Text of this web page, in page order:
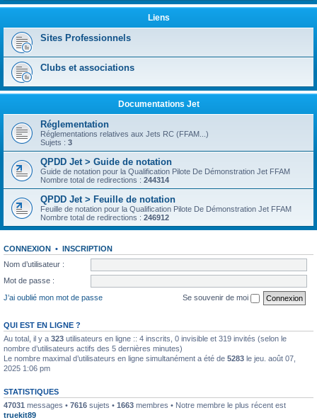
Liens
Sites Professionnels
Clubs et associations
Documentations Jet
Réglementation
Réglementations relatives aux Jets RC (FFAM...)
Sujets : 3
QPDD Jet > Guide de notation
Guide de notation pour la Qualification Pilote De Démonstration Jet FFAM
Nombre total de redirections : 244314
QPDD Jet > Feuille de notation
Feuille de notation pour la Qualification Pilote De Démonstration Jet FFAM
Nombre total de redirections : 246912
CONNEXION • INSCRIPTION
Nom d’utilisateur :
Mot de passe :
J’ai oublié mon mot de passe
Se souvenir de moi
QUI EST EN LIGNE ?
Au total, il y a 323 utilisateurs en ligne :: 4 inscrits, 0 invisible et 319 invités (selon le
nombre d’utilisateurs actifs des 5 dernières minutes)
Le nombre maximal d’utilisateurs en ligne simultanément a été de 5283 le jeu. août 07,
2025 1:06 pm
STATISTIQUES
47031 messages • 7616 sujets • 1663 membres • Notre membre le plus récent est
truekit89